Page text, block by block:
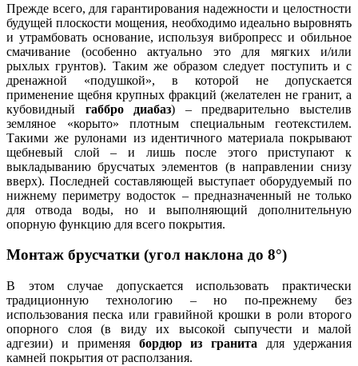
Прежде всего, для гарантирования надежности и целостности
будущей плоскости мощения, необходимо идеально выровнять
и утрамбовать основание, используя вибропресс и обильное
смачивание (особенно актуально это для мягких и/или
рыхлых грунтов). Таким же образом следует поступить и с
дренажной «подушкой», в которой не допускается
применение щебня крупных фракций (желателен не гранит, а
кубовидный габбро диабаз) – предварительно выстелив
земляное «корыто» плотным специальным геотекстилем.
Такими же рулонами из идентичного материала покрывают
щебневый слой – и лишь после этого приступают к
выкладыванию брусчатых элементов (в направлении снизу
вверх). Последней составляющей выступает оборудуемый по
нижнему периметру водосток – предназначенный не только
для отвода воды, но и выполняющий дополнительную
опорную функцию для всего покрытия.
Монтаж брусчатки (угол наклона до 8°)
В этом случае допускается использовать практически
традиционную технологию – но по-прежнему без
использования песка или гравийной крошки в роли второго
опорного слоя (в виду их высокой сыпучести и малой
адгезии) и применяя бордюр из гранита для удержания
камней покрытия от расползания.